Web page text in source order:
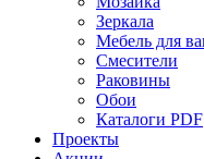
Зеркала
Мебель для
Смесители
Раковины
Обои
Каталоги PDF
Проекты